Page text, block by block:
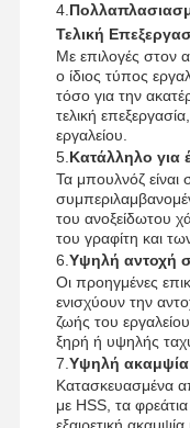
Έλεγχος
Ποιότητας
Τε
Συνομιλία
Τώρα
τρυπάνι από
Τρυπάνια όπλου
BTA Διάτρηση
4.
Τελική
Με επιλογές στον
ο ίδιος τύπος
τόσο για την
τελική
εργαλείου.
5. Κατάλληλο για
Τα μπουλνόζ είναι
του ανοξείδωτου
του γραφίτη και
6. Υψηλή αντοχή
Οι προηγμένες
ενισχύουν την
ζωής του
ξηρή ή υψηλής
7. Υψηλή
Κατασκευασμένα
με HSS, τα